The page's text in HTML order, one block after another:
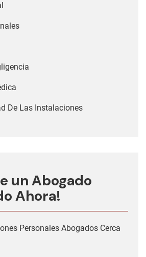
De Las Instalaciones
un Abogado
Ahora!
Personales Abogados Cerca